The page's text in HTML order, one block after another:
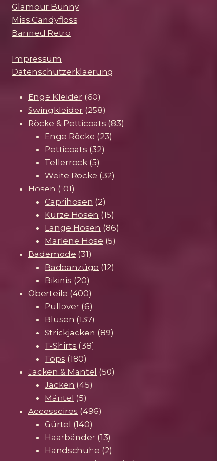
Glamour Bunny
Miss Candyfloss
Banned Retro
Impressum
Datenschutzerklaerung
Enge Kleider 6060
Produkte
Swingkleider 258258
Produkte
Röcke & Petticoats 8383
Enge Röcke 2323
Petticoats 3232
Tellerrock 55
Produkte
Weite Röcke 3232
Hosen 101101
Produkte
Caprihosen 22
Produkte
Kurze Hosen 1515
Produkte
Lange Hosen 8686
Marlene Hose 55
Bademode 3131
Produkte
Badeanzüge 1212
Bikinis 2020
Produkte
Oberteile 400400
Produkte
Pullover 66
Produkte
Blusen 137137
Produkte
Strickjacken 8989
T-Shirts 3838
Tops 180180
Produkte
Jacken & Mäntel 5050
Jacken 4545
Mäntel 55
Produkte
Accessoires 496496
Gürtel 140140
Produkte
Haarbänder 1313
Produkte
Handschuhe 22